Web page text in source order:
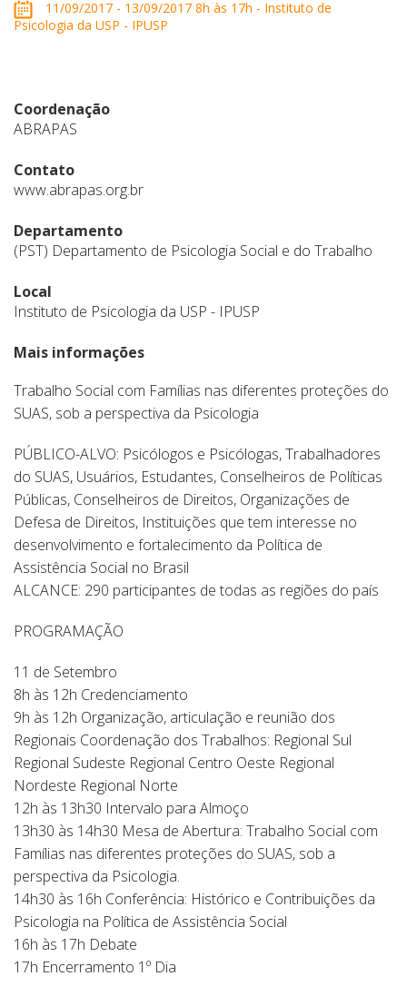
11/09/2017 - 13/09/2017 8h às 17h - Instituto de
Psicologia da USP - IPUSP
Coordenação
ABRAPAS
Contato
www.abrapas.org.br
Departamento
(PST) Departamento de Psicologia Social e do Trabalho
Local
Instituto de Psicologia da USP - IPUSP
Mais informações
Trabalho Social com Famílias nas diferentes proteções do
SUAS, sob a perspectiva da Psicologia
PÚBLICO-ALVO: Psicólogos e Psicólogas, Trabalhadores
do SUAS, Usuários, Estudantes, Conselheiros de Políticas
Públicas, Conselheiros de Direitos, Organizações de
Defesa de Direitos, Instituições que tem interesse no
desenvolvimento e fortalecimento da Política de
Assistência Social no Brasil
ALCANCE: 290 participantes de todas as regiões do país
PROGRAMAÇÃO
11 de Setembro
8h às 12h Credenciamento
9h às 12h Organização, articulação e reunião dos
Regionais Coordenação dos Trabalhos: Regional Sul
Regional Sudeste Regional Centro Oeste Regional
Nordeste Regional Norte
12h às 13h30 Intervalo para Almoço
13h30 às 14h30 Mesa de Abertura: Trabalho Social com
Famílias nas diferentes proteções do SUAS, sob a
perspectiva da Psicologia.
14h30 às 16h Conferência: Histórico e Contribuições da
Psicologia na Política de Assistência Social
16h às 17h Debate
17h Encerramento 1º Dia